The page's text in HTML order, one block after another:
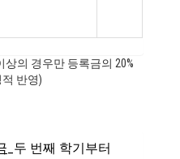
상의 경우만 등록금의 20%
반영)
_두 번째 학기부터